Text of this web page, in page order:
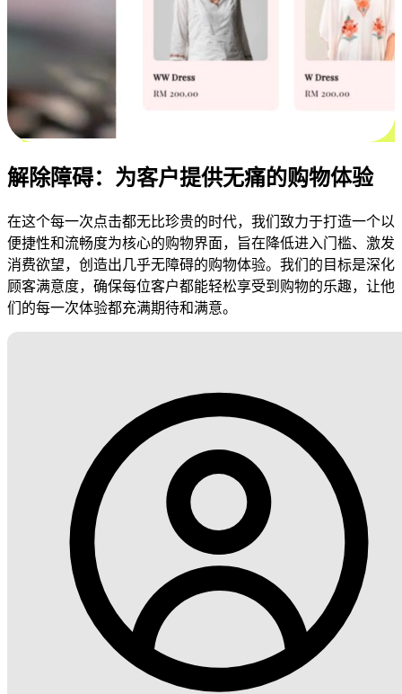
解除障碍：为客户提供无痛的购物体验
在这个每一次点击都无比珍贵的时代，我们致力于打造一个以
便捷性和流畅度为核心的购物界面，旨在降低进入门槛、激发
消费欲望，创造出几乎无障碍的购物体验。我们的目标是深化
顾客满意度，确保每位客户都能轻松享受到购物的乐趣，让他
们的每一次体验都充满期待和满意。